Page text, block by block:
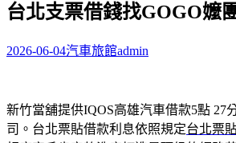
關
字:
台北支票借錢找GOGO嬤
2026-06-04汽車旅館admin
新竹當舖提供IQOS高雄汽車借款5點 27
司。台北票貼借款利息依照規定台北票